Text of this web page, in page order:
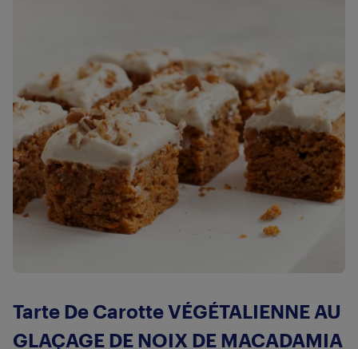
Tarte De Carotte VÉGÉTALIENNE AU
GLAÇAGE DE NOIX DE MACADAMIA